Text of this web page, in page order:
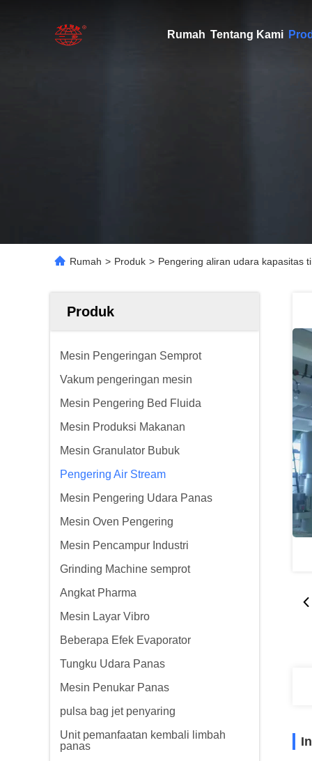
Rumah Tentang Kami
Rumah > Produk > Pengering aliran udara kapasitas
Produk
Mesin Pengeringan Semprot
Vakum pengeringan mesin
Mesin Pengering Bed Fluida
Mesin Produksi Makanan
Mesin Granulator Bubuk
Pengering Air Stream
Mesin Pengering Udara Panas
Mesin Oven Pengering
Mesin Pencampur Industri
Grinding Machine semprot
Angkat Pharma
Mesin Layar Vibro
Beberapa Efek Evaporator
Tungku Udara Panas
Mesin Penukar Panas
pulsa bag jet penyaring
Unit pemanfaatan kembali limbah
panas